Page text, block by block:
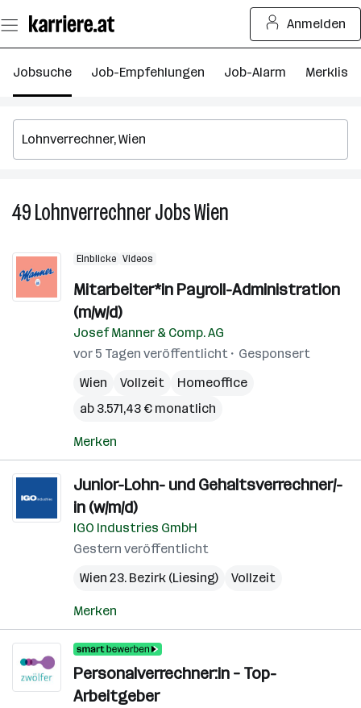
Seiteninhalt
springen
Anmelden
Jobsuche Job-Empfehlungen Job-Alarm Merkliste
49LohnverrechnerJobsWien
Wien
Einblicke Videos
Mitarbeiter*in Payroll-Administration
(m/w/d)
Josef Manner & Comp. AG
vor 5 Tagen veröffentlicht
Gesponsert
Wien
Vollzeit
Homeoffice
ab 3.571,43 € monatlich
Merken
Junior-Lohn- und Gehaltsverrechner/-
in (w/m/d)
IGO Industries GmbH
Gestern veröffentlicht
Wien 23. Bezirk (Liesing)
Vollzeit
Merken
Personalverrechner:in – Top-
Arbeitgeber